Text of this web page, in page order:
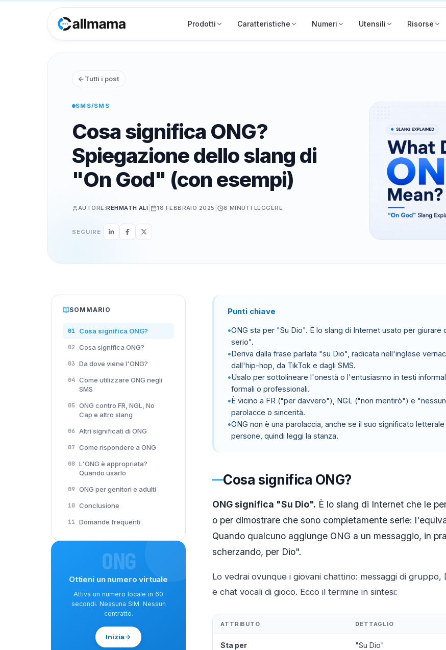
Prodotti Caratteristiche Numeri Utensili Risorse
Tutti i post
SMS/SMS
Cosa significa ONG?
Spiegazione dello slang di
"On God" (con esempi)
AUTORE:REHMATH ALI 18 FEBBRAIO 2025 8 MINUTI LEGGERE
SEGUIRE
SOMMARIO
01 Cosa significa ONG?
02 Cosa significa ONG?
03 Da dove viene l'ONG?
04 Come utilizzare ONG negli
SMS
05 ONG contro FR, NGL, No
Cap e altro slang
06 Altri significati di ONG
07 Come rispondere a ONG
08 L'ONG è appropriata?
Quando usarlo
09 ONG per genitori e adulti
10 Conclusione
11 Domande frequenti
ONG
Ottieni un numero virtuale
Attiva un numero locale in 60
secondi. Nessuna SIM. Nessun
contratto.
Inizia
Punti chiave
ONG sta per "Su Dio". È lo slang di Internet usato per
serio".
Deriva dalla frase parlata "su Dio", radicata nell'inglese
dall'hip-hop, da TikTok e dagli SMS.
Usalo per sottolineare l'onestà o l'entusiasmo in testi
formali o professionali.
È vicino a FR ("per davvero"), NGL ("non mentirò") e
parolacce o sincerità.
ONG non è una parolaccia, anche se il suo significato
persone, quindi leggi la stanza.
Cosa significa ONG?
ONG significa "Su Dio". È lo slang di Internet che le
o per dimostrare che sono completamente serie:
Quando qualcuno aggiunge ONG a un messaggio, in
scherzando, per Dio".
Lo vedrai ovunque i giovani chattino: messaggi di
e chat vocali di gioco. Ecco il termine in sintesi:
ATTRIBUTO DETTAGLIO
Sta per "Su Dio"